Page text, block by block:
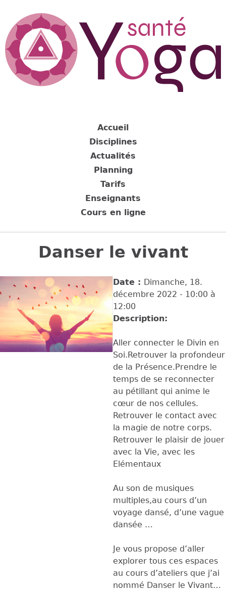
navigation
Back
Danser le vivant
Date : Dimanche, 18.
décembre 2022 - 10:00 à
12:00
Description:
Aller connecter le Divin en
Soi.Retrouver la profondeur
de la Présence.Prendre le
temps de se reconnecter
au pétillant qui anime le
cœur de nos cellules.
Retrouver le contact avec
la magie de notre corps.
Retrouver le plaisir de jouer
avec la Vie, avec les
Elémentaux
Au son de musiques
multiples,au cours d’un
voyage dansé, d’une vague
dansée …
Je vous propose d’aller
explorer tous ces espaces
au cours d’ateliers que j’ai
nommé Danser le Vivant…
Accueil
Disciplines
Actualités
Planning
Tarifs
Enseignants
Cours en ligne